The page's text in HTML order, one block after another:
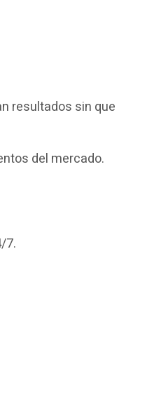
resultados sin que
del mercado.
7.